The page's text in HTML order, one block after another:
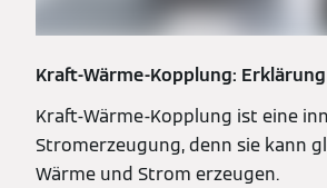
Kraft-Wärme-Kopplung:
Kraft-Wärme-Kopplung ist eine
Stromerzeugung, denn sie kann
Wärme und Strom erzeugen.